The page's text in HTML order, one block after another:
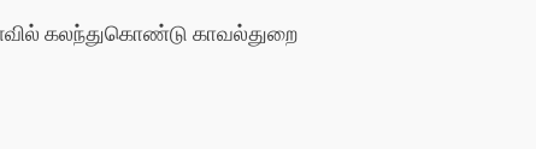
கலந்துகொண்டு காவல்துறை